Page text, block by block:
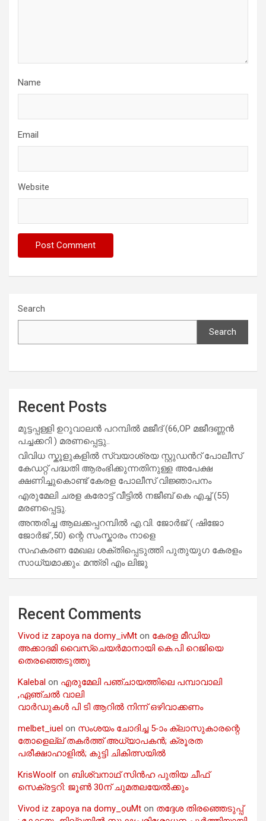
Name
Email
Website
Search
Search
Recent Posts
മുട്ടപ്പള്ളി ഉറുവാലൻ പറമ്പിൽ മജീദ് (66,OP മജീദണ്ണൻ
പച്ചക്കറി ) മരണപ്പെട്ടു..
വിവിധ സ്കൂളുകളില്‍ സ്വയാശ്രയ സ്റ്റുഡന്‍റ് പോലീസ്
കേഡറ്റ് പദ്ധതി ആരംഭിക്കുന്നതിനുള്ള അപേക്ഷ
ക്ഷണിച്ചുകൊണ്ട് കേരള പോലീസ് വിജ്ഞാപനം
എരുമേലി ചരള കരോട്ട് വീട്ടിൽ നജീബ് കെ എച്ച് (55)
മരണപ്പെട്ടു.
അന്തരിച്ച ആ​ല​ക്ക​പ്പ​റമ്പിൽ​ എ.​വി. ജോ​ർ​ജ് ( ഷിജോ
ജോർജ് ,50) ന്റെ സംസ്കാരം നാളെ
സഹകരണ മേഖല ശക്തിപ്പെടുത്തി പുതുയുഗ കേരളം
സാധ്യമാക്കും: മന്ത്രി എം ലിജു
Recent Comments
Vivod iz zapoya na domy_ivMt on കേരള മീഡിയ
അക്കാദമി വൈസ്ചെയർമാനായി കെ.പി റെജിയെ
തെരഞ്ഞെടുത്തു
Kalebal on എരുമേലി പഞ്ചായത്തിലെ പമ്പാവാലി
,ഏഞ്ചൽ വാലി
വാർഡുകൾ പി ടി ആറിൽ നിന്ന് ഒഴിവാക്കണം
melbet_iuel on സംശയം ചോദിച്ച 5-ാം ക്ലാസുകാരന്റെ
തോളെല്ല് തകർത്ത് അധ്യാപകൻ; ക്രൂരത
പരീക്ഷാഹാളിൽ; കുട്ടി ചികിത്സയിൽ
KrisWoolf on ബിശ്വനാഥ് സിൻഹ പുതിയ ചീഫ്
സെക്രട്ടറി: ജൂൺ 30ന് ചുമതലയേൽക്കും
Vivod iz zapoya na domy_ouMt on തദ്ദേശ തിരഞ്ഞെടുപ്പ്